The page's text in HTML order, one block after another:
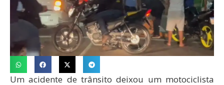
Um acidente de trânsito deixou um motociclista